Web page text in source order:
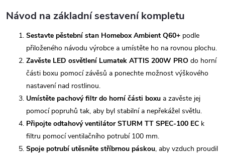
Návod na základní sestavení kompletu
Sestavte pěstební stan Homebox Ambient Q60+ podle
přiloženého návodu výrobce a umístěte ho na rovnou plochu.
Zavěste LED osvětlení Lumatek ATTIS 200W PRO do horní
části boxu pomocí závěsů a ponechte možnost výškového
nastavení nad rostlinou.
Umístěte pachový filtr do horní části boxu a zavěste jej
pomocí popruhů tak, aby byl stabilní a nepřekážel světlu.
Připojte odtahový ventilátor STURM TT SPEC-100 EC k
filtru pomocí ventilačního potrubí 100 mm.
Spoje potrubí utěsněte stříbrnou páskou, aby vzduch proudil